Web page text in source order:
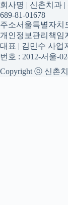
회사명 | 신촌치과
689-81-01678
주소서울특별자치
개인정보관리책임
대표 | 김민수 사업
번호 : 2012-서울-
Copyright ⓒ 신촌